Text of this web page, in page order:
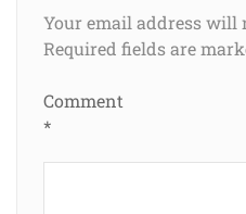
Your email address will
Required fields are
Comment
*